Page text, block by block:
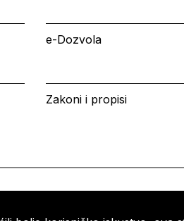
e-Dozvola
Zakoni i propisi